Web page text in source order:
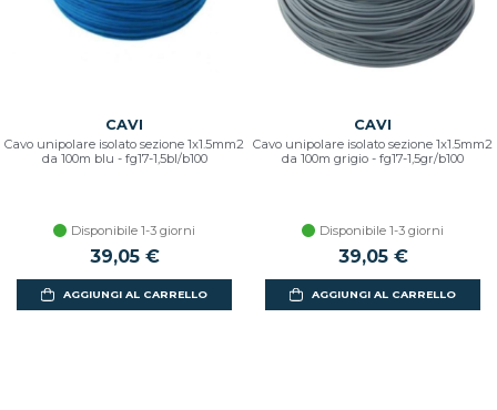
CAVI
Cavo unipolare isolato sezione 1x1.5mm2
da 100m blu - fg17-1,5bl/b100
Disponibile 1-3 giorni
39,05 €
AGGIUNGI AL CARRELLO
CAVI
Cavo unipolare isolato sezione 1x1.5mm2
da 100m grigio - fg17-1,5gr/b100
Disponibile 1-3 giorni
39,05 €
AGGIUNGI AL CARRELLO